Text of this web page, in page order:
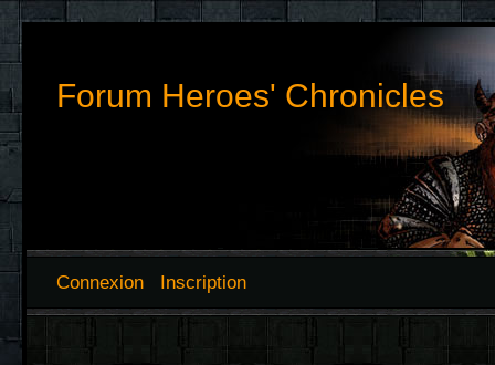
Forum Heroes' Chronicles
Connexion Inscription